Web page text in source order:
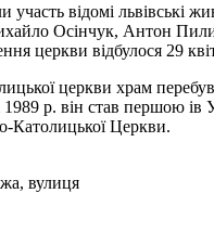
участь відомі львівські
Осінчук, Антон
церкви відбулося 29
церкви храм
р. він став першою ів
Католицької Церкви.
вулиця